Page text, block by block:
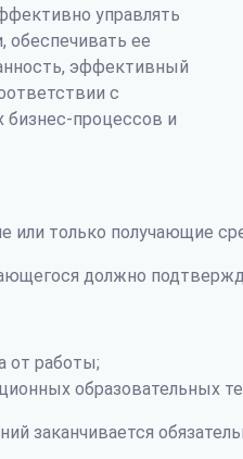
управлять
обеспечивать ее
эффективный
с
процессов и
или только получающие
должно
от работы;
образовательных
заканчивается